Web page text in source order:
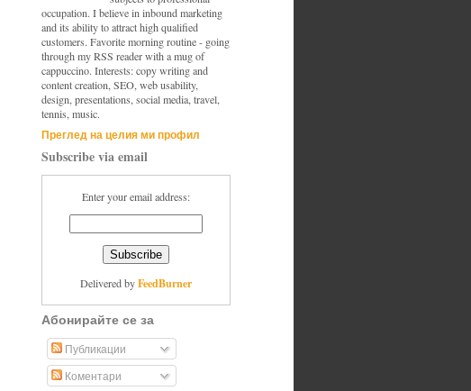
occupation. I believe in inbound marketing
and its ability to attract high qualified
customers. Favorite morning routine - going
through my RSS reader with a mug of
cappuccino. Interests: copy writing and
content creation, SEO, web usability,
design, presentations, social media, travel,
tennis, music.
Преглед на целия ми профил
Subscribe via email
Enter your email address:
Delivered byFeedBurner
Абонирайте се за
Публикации
Коментари